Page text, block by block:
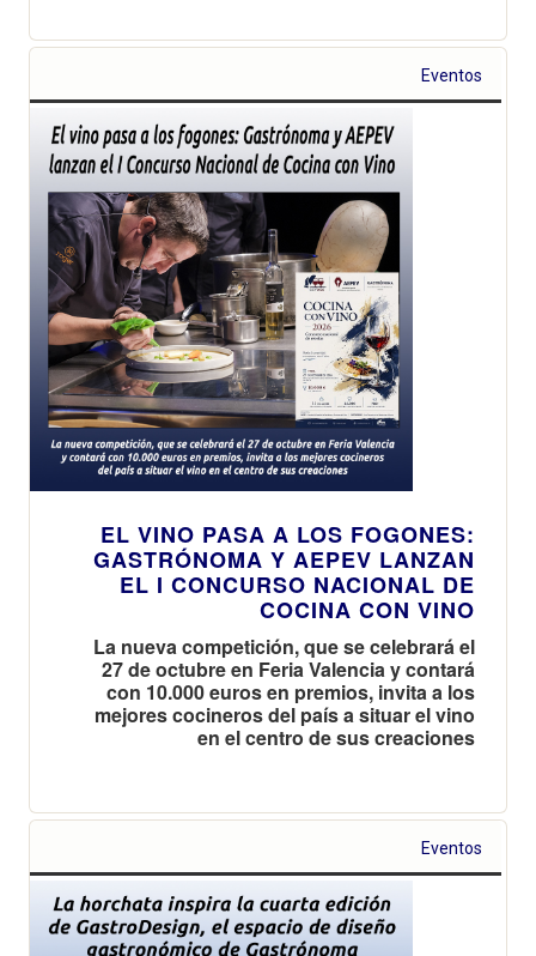
Eventos
EL VINO PASA A LOS FOGONES:
GASTRÓNOMA Y AEPEV LANZAN
EL I CONCURSO NACIONAL DE
COCINA CON VINO
La nueva competición, que se celebrará el
27 de octubre en Feria Valencia y contará
con 10.000 euros en premios, invita a los
mejores cocineros del país a situar el vino
en el centro de sus creaciones
Eventos